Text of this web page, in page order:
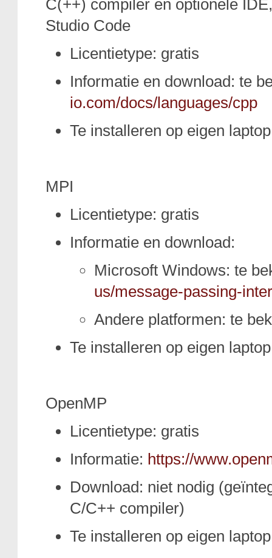
C(++) compiler en optionele
Studio Code
Licentietype: gratis
Informatie en download: te
io.com/docs/languages/cpp
Te installeren op eigen laptop
MPI
Licentietype: gratis
Informatie en download:
Microsoft Windows: te
us/message-passing-
Andere platformen: te
Te installeren op eigen laptop
OpenMP
Licentietype: gratis
Informatie: https://
Download: niet nodig
C/C++ compiler)
Te installeren op eigen laptop